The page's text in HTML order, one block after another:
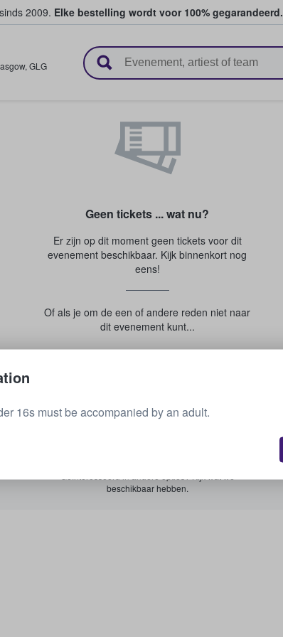
2009. Elke bestelling wordt voor 100% gegarandeerd.
verkopen
, GLG
Geen tickets ... wat nu?
Er zijn op dit moment geen tickets voor dit
evenement beschikbaar. Kijk binnenkort nog
eens!
Of als je om de een of andere reden niet naar
dit evenement kunt...
beschikbaar hebben.
16s must be accompanied by an adult.